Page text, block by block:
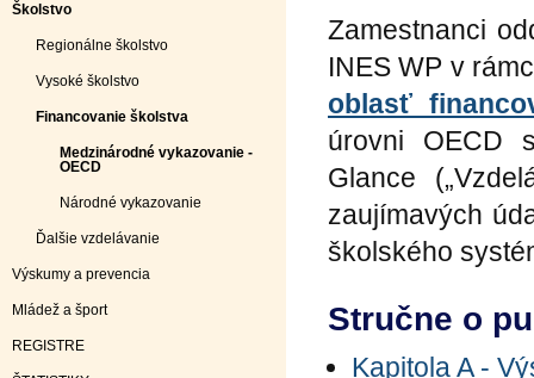
Školstvo
Regionálne školstvo
Vysoké školstvo
Financovanie školstva
Medzinárodné vykazovanie -
OECD
Národné vykazovanie
Ďalšie vzdelávanie
Výskumy a prevencia
Mládež a šport
REGISTRE
Zamestnanci
INES WP v
oblasť
úrovni OECD
Glance
zaujímavých
školského
Stručne o
Kapitola A -